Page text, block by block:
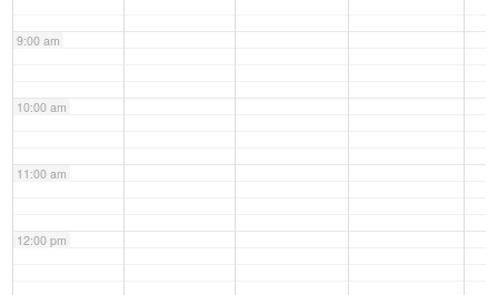
9:00 am
10:00 am
11:00 am
12:00 pm